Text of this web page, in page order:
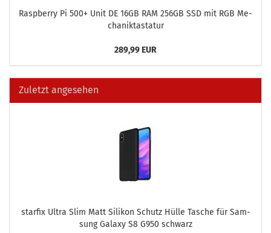
Raspber­ry Pi 500+ Unit DE 16GB RAM 256GB SSD mit RGB Me­
cha­nik­tas­ta­tur
289,99 EUR
Zuletzt angesehen
star­fix Ultra Slim Matt Si­li­kon Schutz Hülle Ta­sche für Sam­
sung Ga­la­xy S8 G950 schwarz